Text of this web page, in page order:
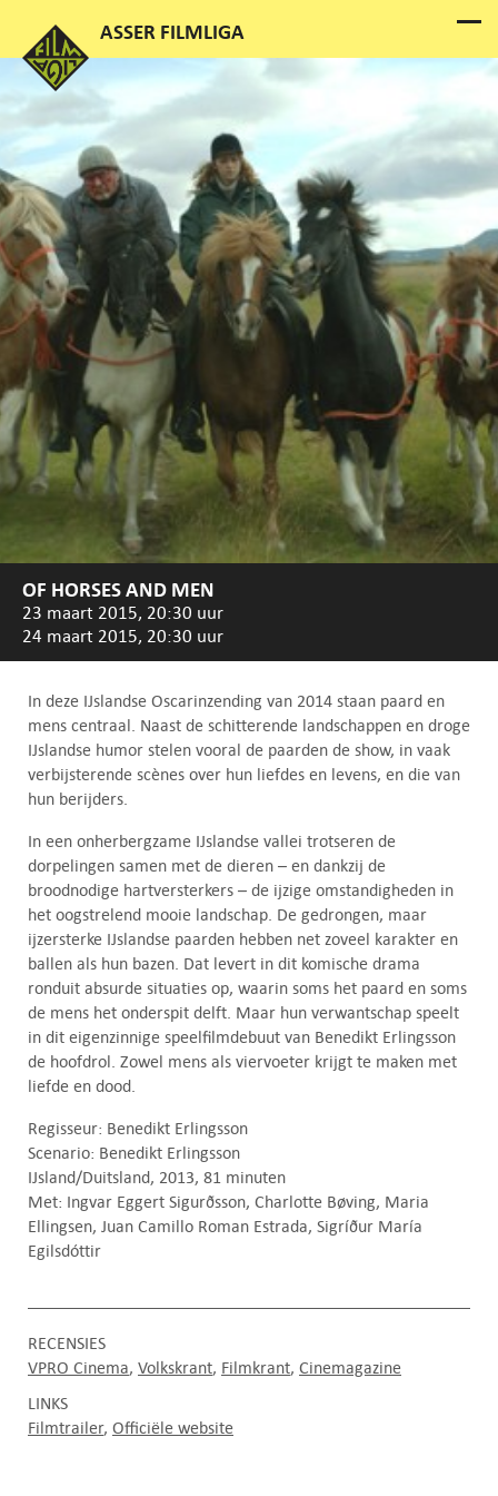
OF HORSES AND MEN
23 maart 2015, 20:30 uur
24 maart 2015, 20:30 uur
In deze IJslandse Oscarinzending van 2014 staan paard en
mens centraal. Naast de schitterende landschappen en droge
IJslandse humor stelen vooral de paarden de show, in vaak
verbijsterende scènes over hun liefdes en levens, en die van
hun berijders.
In een onherbergzame IJslandse vallei trotseren de
dorpelingen samen met de dieren – en dankzij de
broodnodige hartversterkers – de ijzige omstandigheden in
het oogstrelend mooie landschap. De gedrongen, maar
ijzersterke IJslandse paarden hebben net zoveel karakter en
ballen als hun bazen. Dat levert in dit komische drama
ronduit absurde situaties op, waarin soms het paard en soms
de mens het onderspit delft. Maar hun verwantschap speelt
in dit eigenzinnige speelfilmdebuut van Benedikt Erlingsson
de hoofdrol. Zowel mens als viervoeter krijgt te maken met
liefde en dood.
Regisseur: Benedikt Erlingsson
Scenario: Benedikt Erlingsson
IJsland/Duitsland, 2013, 81 minuten
Met: Ingvar Eggert Sigurðsson, Charlotte Bøving, Maria
Ellingsen, Juan Camillo Roman Estrada, Sigríður María
Egilsdóttir
RECENSIES
VPRO Cinema Volkskrant Filmkrant Cinemagazine
LINKS
Filmtrailer Officiële website